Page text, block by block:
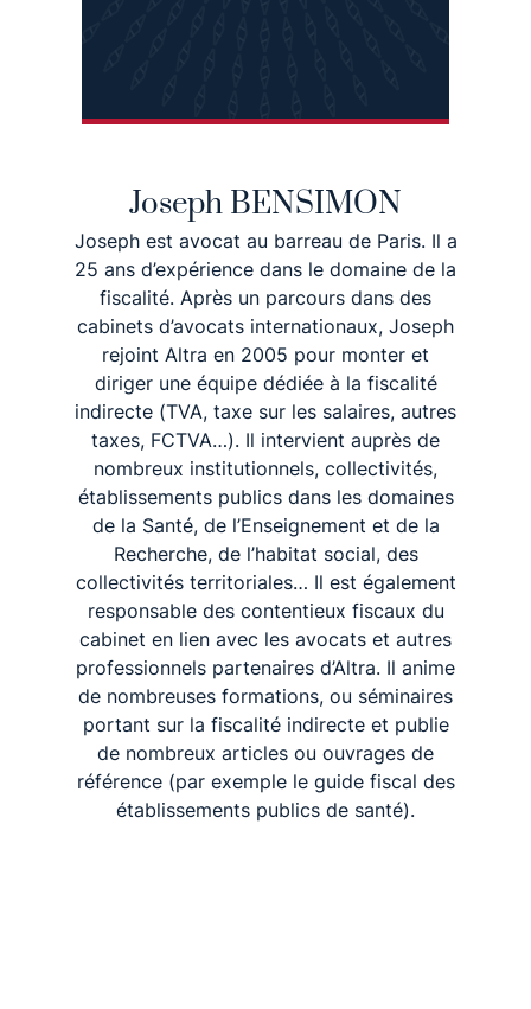
Joseph BENSIMON
25 ans d’expérience dans le domaine de la
fiscalité. Après un parcours dans des
cabinets d’avocats internationaux, Joseph
rejoint Altra en 2005 pour monter et
diriger une équipe dédiée à la fiscalité
indirecte (TVA, taxe sur les salaires, autres
taxes, FCTVA…). Il intervient auprès de
nombreux institutionnels, collectivités,
établissements publics dans les domaines
de la Santé, de l’Enseignement et de la
Recherche, de l’habitat social, des
collectivités territoriales… Il est également
responsable des contentieux fiscaux du
cabinet en lien avec les avocats et autres
professionnels partenaires d’Altra. Il anime
de nombreuses formations, ou séminaires
portant sur la fiscalité indirecte et publie
de nombreux articles ou ouvrages de
référence (par exemple le guide fiscal des
établissements publics de santé).